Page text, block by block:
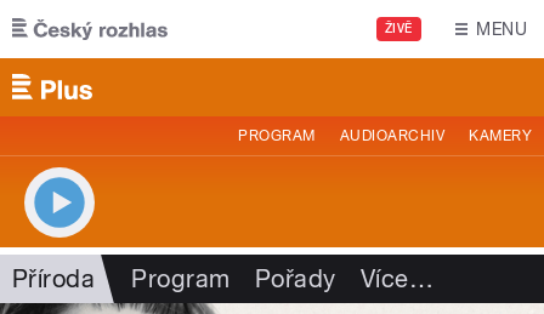
Přejít k hlavnímu obsahu
ŽIVĚ MENU
PROGRAM AUDIOARCHIV KAMERY
Příroda Program Pořady Více…